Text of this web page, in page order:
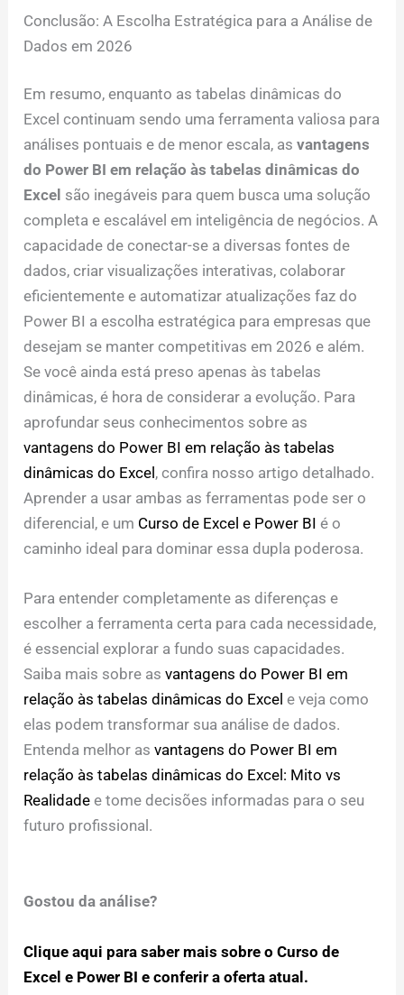
Conclusão: A Escolha Estratégica para a Análise de
Dados em 2026
Em resumo, enquanto as tabelas dinâmicas do
Excel continuam sendo uma ferramenta valiosa para
análises pontuais e de menor escala, asvantagens
do Power BI em relação às tabelas dinâmicas do
Excel são inegáveis para quem busca uma solução
completa e escalável em inteligência de negócios. A
capacidade de conectar-se a diversas fontes de
dados, criar visualizações interativas, colaborar
eficientemente e automatizar atualizações faz do
Power BI a escolha estratégica para empresas que
desejam se manter competitivas em 2026 e além.
Se você ainda está preso apenas às tabelas
dinâmicas, é hora de considerar a evolução. Para
aprofundar seus conhecimentos sobre as
vantagens do Power BI em relação às tabelas
dinâmicas do Excel , confira nosso artigo detalhado.
Aprender a usar ambas as ferramentas pode ser o
diferencial, e um Curso de Excel e Power BI é o
caminho ideal para dominar essa dupla poderosa.
Para entender completamente as diferenças e
escolher a ferramenta certa para cada necessidade,
é essencial explorar a fundo suas capacidades.
Saiba mais sobre asvantagens do Power BI em
relação às tabelas dinâmicas do Excel e veja como
elas podem transformar sua análise de dados.
Entenda melhor asvantagens do Power BI em
relação às tabelas dinâmicas do Excel: Mito vs
Realidade e tome decisões informadas para o seu
futuro profissional.
Gostou da análise?
Clique aqui para saber mais sobre o Curso de
Excel e Power BI e conferir a oferta atual.